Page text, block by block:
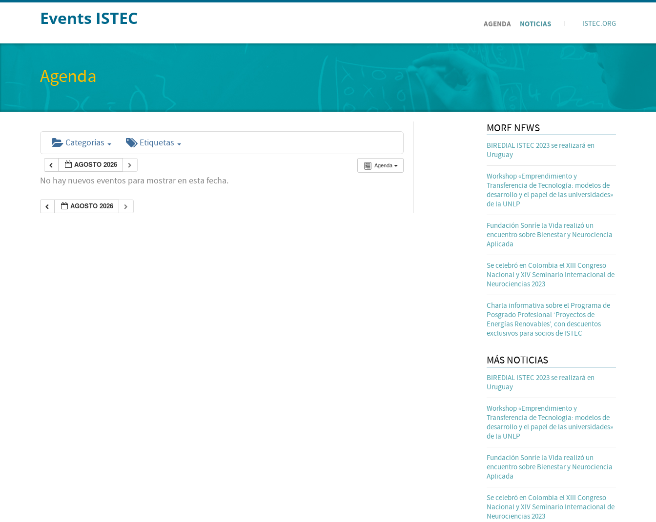
Events ISTEC AGENDA NOTICIAS ISTEC.ORG
Agenda
Categorías Etiquetas
Agenda
AGOSTO 2026
No hay nuevos eventos para mostrar en esta fecha.
AGOSTO 2026
MORE NEWS
BIREDIAL ISTEC 2023 se realizará en
Uruguay
Workshop «Emprendimiento y
Transferencia de Tecnología: modelos de
desarrollo y el papel de las universidades»
de la UNLP
Fundación Sonríe la Vida realizó un
encuentro sobre Bienestar y Neurociencia
Aplicada
Se celebró en Colombia el XIII Congreso
Nacional y XIV Seminario Internacional de
Neurociencias 2023
Charla informativa sobre el Programa de
Posgrado Profesional ‘Proyectos de
Energías Renovables’, con descuentos
exclusivos para socios de ISTEC
MÁS NOTICIAS
BIREDIAL ISTEC 2023 se realizará en
Uruguay
Workshop «Emprendimiento y
Transferencia de Tecnología: modelos de
desarrollo y el papel de las universidades»
de la UNLP
Fundación Sonríe la Vida realizó un
encuentro sobre Bienestar y Neurociencia
Aplicada
Se celebró en Colombia el XIII Congreso
Nacional y XIV Seminario Internacional de
Neurociencias 2023